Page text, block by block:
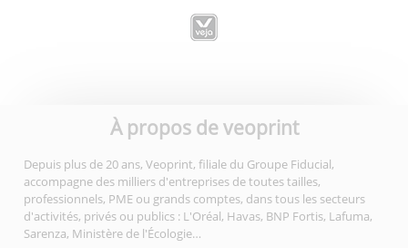
À propos de veoprint
Depuis plus de 20 ans, Veoprint, filiale du Groupe Fiducial,
accompagne des milliers d'entreprises de toutes tailles,
professionnels, PME ou grands comptes, dans tous les secteurs
d'activités, privés ou publics : L'Oréal, Havas, BNP Fortis, Lafuma,
Sarenza, Ministère de l'Écologie…